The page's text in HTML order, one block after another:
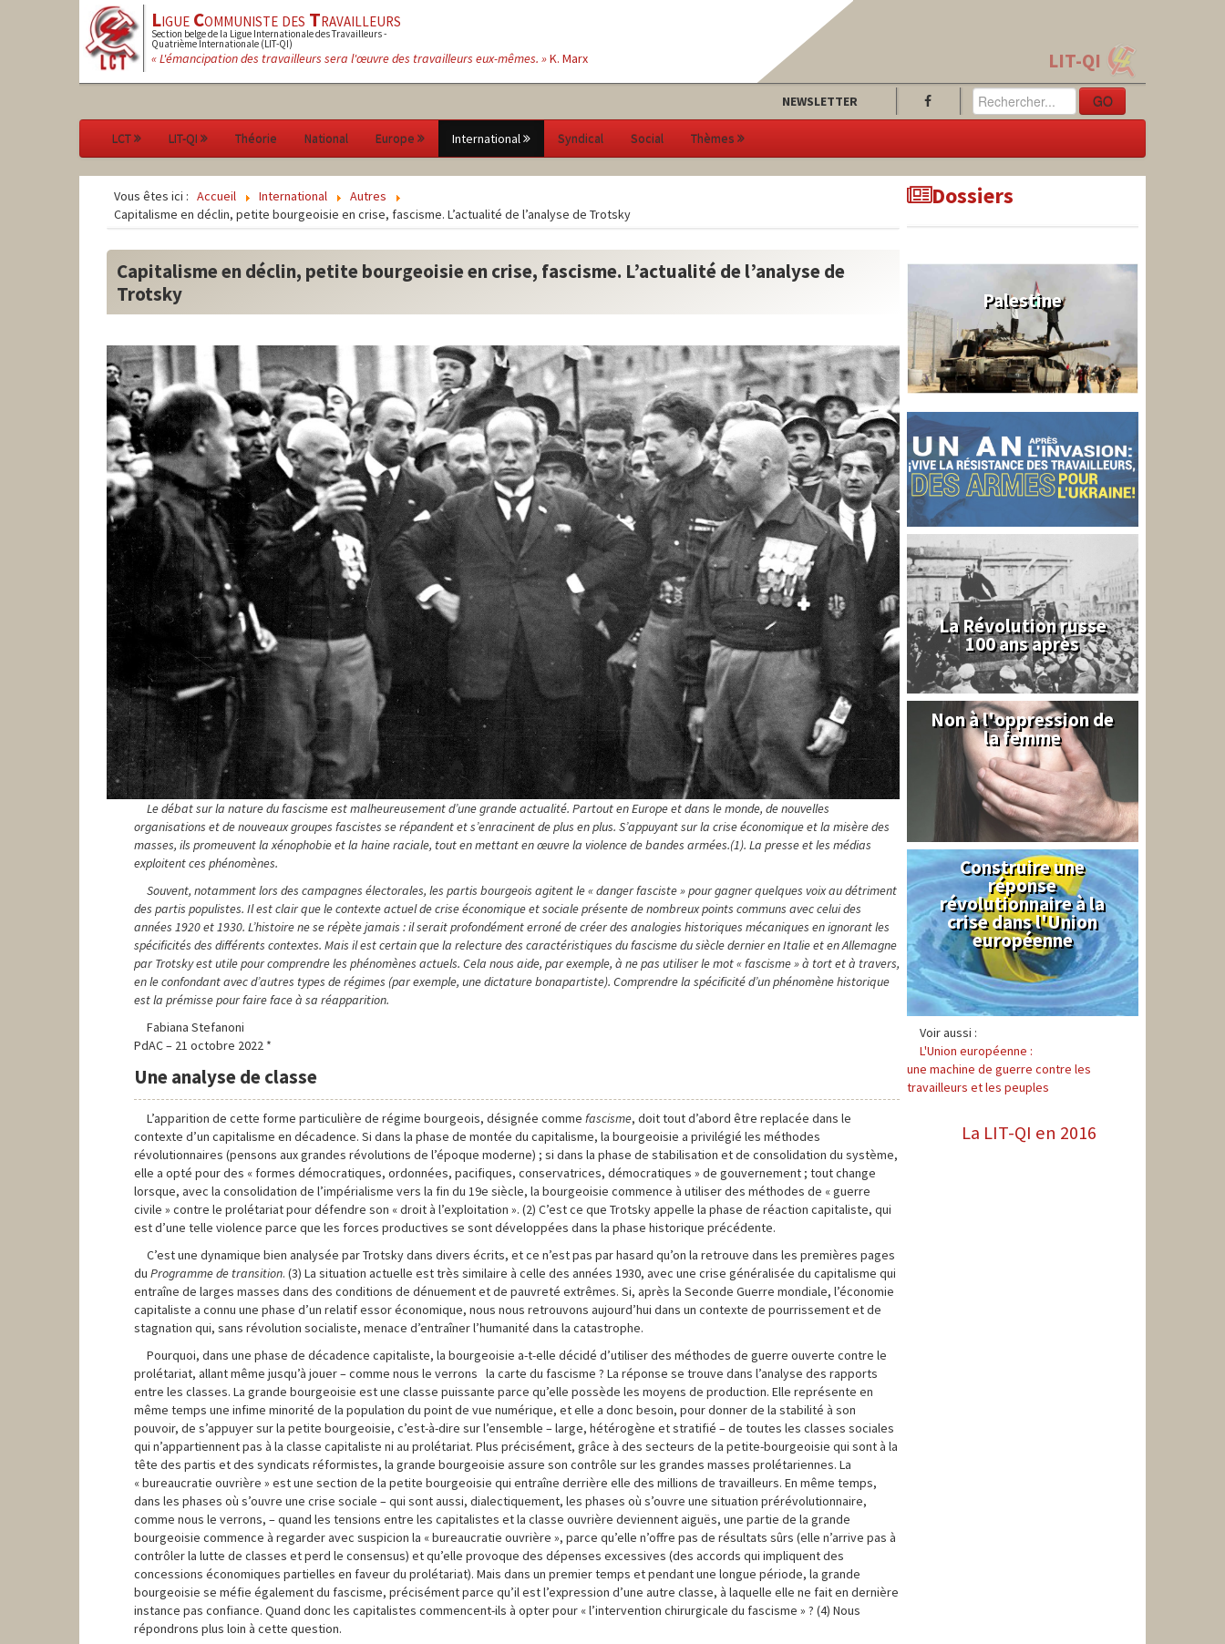
LigueCommuniste des Travailleurs
Section belge de la Ligue Internationale des Travailleurs -
Quatrième Internationale (LIT-QI)
« L'émancipation des travailleurs sera l'œuvre des travailleurs eux-mêmes. »K. Marx LIT-QI
NEWSLETTER GO
LCT LIT-QI Théorie National Europe International Syndical Social Thèmes
Vous êtes ici : Accueil International
Autres
Capitalisme en déclin, petite bourgeoisie en crise, fascisme. L’actualité de l’analyse de Trotsky
Capitalisme en déclin, petite bourgeoisie en crise, fascisme. L’actualité de l’analyse de
Trotsky
Le débat sur la nature du fascisme est malheureusement d’une grande actualité. Partout en Europe et dans le monde, de nouvelles
organisations et de nouveaux groupes fascistes se répandent et s’enracinent de plus en plus. S’appuyant sur la crise économique et la misère des
masses, ils promeuvent la xénophobie et la haine raciale, tout en mettant en œuvre la violence de bandes armées.(1). La presse et les médias
exploitent ces phénomènes.
Souvent, notamment lors des campagnes électorales, les partis bourgeois agitent le « danger fasciste » pour gagner quelques voix au détriment
des partis populistes. Il est clair que le contexte actuel de crise économique et sociale présente de nombreux points communs avec celui des
années 1920 et 1930. L’histoire ne se répète jamais : il serait profondément erroné de créer des analogies historiques mécaniques en ignorant les
spécificités des différents contextes. Mais il est certain que la relecture des caractéristiques du fascisme du siècle dernier en Italie et en Allemagne
par Trotsky est utile pour comprendre les phénomènes actuels. Cela nous aide, par exemple, à ne pas utiliser le mot « fascisme » à tort et à travers,
en le confondant avec d’autres types de régimes (par exemple, une dictature bonapartiste). Comprendre la spécificité d’un phénomène historique
est la prémisse pour faire face à sa réapparition.
Fabiana Stefanoni
PdAC – 21 octobre 2022 *
Une analyse de classe
L’apparition de cette forme particulière de régime bourgeois, désignée comme fascisme, doit tout d’abord être replacée dans le
contexte d’un capitalisme en décadence. Si dans la phase de montée du capitalisme, la bourgeoisie a privilégié les méthodes
révolutionnaires (pensons aux grandes révolutions de l’époque moderne) ; si dans la phase de stabilisation et de consolidation du système,
elle a opté pour des « formes démocratiques, ordonnées, pacifiques, conservatrices, démocratiques » de gouvernement ; tout change
lorsque, avec la consolidation de l’impérialisme vers la fin du 19e siècle, la bourgeoisie commence à utiliser des méthodes de « guerre
civile » contre le prolétariat pour défendre son « droit à l’exploitation ». (2) C’est ce que Trotsky appelle la phase de réaction capitaliste, qui
est d’une telle violence parce que les forces productives se sont développées dans la phase historique précédente.
C’est une dynamique bien analysée par Trotsky dans divers écrits, et ce n’est pas par hasard qu’on la retrouve dans les premières pages
du Programme de transition. (3) La situation actuelle est très similaire à celle des années 1930, avec une crise généralisée du capitalisme qui
entraîne de larges masses dans des conditions de dénuement et de pauvreté extrêmes. Si, après la Seconde Guerre mondiale, l’économie
capitaliste a connu une phase d’un relatif essor économique, nous nous retrouvons aujourd’hui dans un contexte de pourrissement et de
stagnation qui, sans révolution socialiste, menace d’entraîner l’humanité dans la catastrophe.
Pourquoi, dans une phase de décadence capitaliste, la bourgeoisie a-t-elle décidé d’utiliser des méthodes de guerre ouverte contre le
prolétariat, allant même jusqu’à jouer – comme nous le verrons la carte du fascisme ? La réponse se trouve dans l’analyse des rapports
entre les classes. La grande bourgeoisie est une classe puissante parce qu’elle possède les moyens de production. Elle représente en
même temps une infime minorité de la population du point de vue numérique, et elle a donc besoin, pour donner de la stabilité à son
pouvoir, de s’appuyer sur la petite bourgeoisie, c’est-à-dire sur l’ensemble – large, hétérogène et stratifié – de toutes les classes sociales
qui n’appartiennent pas à la classe capitaliste ni au prolétariat. Plus précisément, grâce à des secteurs de la petite-bourgeoisie qui sont à la
tête des partis et des syndicats réformistes, la grande bourgeoisie assure son contrôle sur les grandes masses prolétariennes. La
« bureaucratie ouvrière » est une section de la petite bourgeoisie qui entraîne derrière elle des millions de travailleurs. En même temps,
dans les phases où s’ouvre une crise sociale – qui sont aussi, dialectiquement, les phases où s’ouvre une situation prérévolutionnaire,
comme nous le verrons, – quand les tensions entre les capitalistes et la classe ouvrière deviennent aiguës, une partie de la grande
bourgeoisie commence à regarder avec suspicion la « bureaucratie ouvrière », parce qu’elle n’offre pas de résultats sûrs (elle n’arrive pas à
contrôler la lutte de classes et perd le consensus) et qu’elle provoque des dépenses excessives (des accords qui impliquent des
concessions économiques partielles en faveur du prolétariat). Mais dans un premier temps et pendant une longue période, la grande
bourgeoisie se méfie également du fascisme, précisément parce qu’il est l’expression d’une autre classe, à laquelle elle ne fait en dernière
instance pas confiance. Quand donc les capitalistes commencent-ils à opter pour « l’intervention chirurgicale du fascisme » ? (4) Nous
répondrons plus loin à cette question.
Dossiers
Palestine
La Révolution russe
100 ans après
Syrie
Non à l'oppression de
la femme
Syndical
Construire une
réponse
révolutionnaire à la
crise dans l'Union
européenne
Voir aussi :
L'Union européenne :
une machine de guerre contre les
travailleurs et les peuples
La LIT-QI en 2016